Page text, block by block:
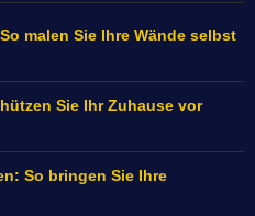
malen Sie Ihre Wände selbst
Sie Ihr Zuhause vor
So bringen Sie Ihre